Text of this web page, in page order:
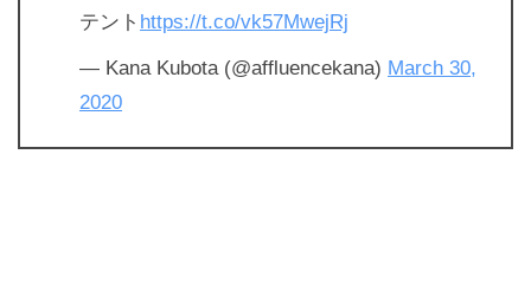
テント https://t.co/vk57MwejRj
— Kana Kubota (@affluencekana) March 30,
2020